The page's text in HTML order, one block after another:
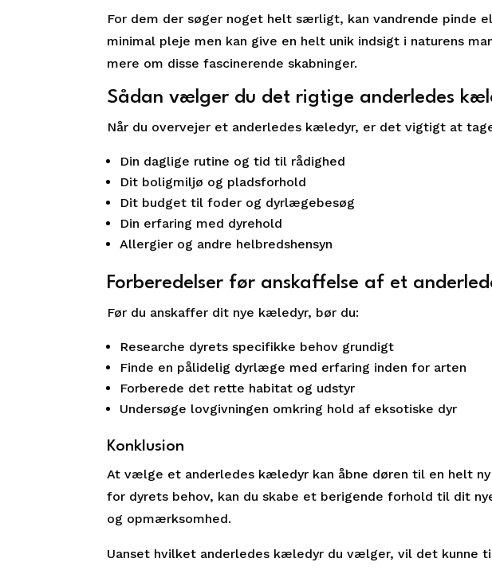
For dem der søger noget helt særligt, kan vandrende
minimal pleje men kan give en helt unik indsigt i naturens
mere om disse fascinerende skabninger.
Sådan vælger du det rigtige anderledes
Når du overvejer et anderledes kæledyr, er det vigtigt at
Din daglige rutine og tid til rådighed
Dit boligmiljø og pladsforhold
Dit budget til foder og dyrlægebesøg
Din erfaring med dyrehold
Allergier og andre helbredshensyn
Forberedelser før anskaffelse af et
Før du anskaffer dit nye kæledyr, bør du:
Researche dyrets specifikke behov grundigt
Finde en pålidelig dyrlæge med erfaring inden for arten
Forberede det rette habitat og udstyr
Undersøge lovgivningen omkring hold af eksotiske dyr
Konklusion
At vælge et anderledes kæledyr kan åbne døren til en helt
for dyrets behov, kan du skabe et berigende forhold til dit
og opmærksomhed.
Uanset hvilket anderledes kæledyr du vælger, vil det